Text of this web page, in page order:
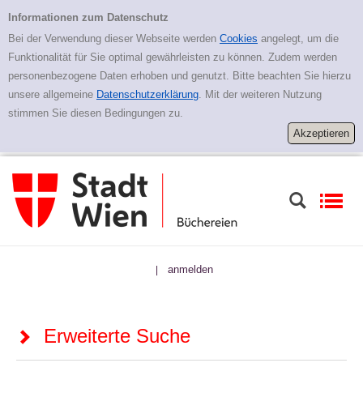
Erweiterte Suche
Informationen zum Datenschutz
Bei der Verwendung dieser Webseite werden Cookies angelegt, um die
Funktionalität für Sie optimal gewährleisten zu können. Zudem werden
personenbezogene Daten erhoben und genutzt. Bitte beachten Sie hierzu
unsere allgemeine Datenschutzerklärung. Mit der weiteren Nutzung
stimmen Sie diesen Bedingungen zu.
| anmelden
Erweiterte Suche